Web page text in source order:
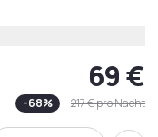
69 €
-68% 217 €pro Nacht